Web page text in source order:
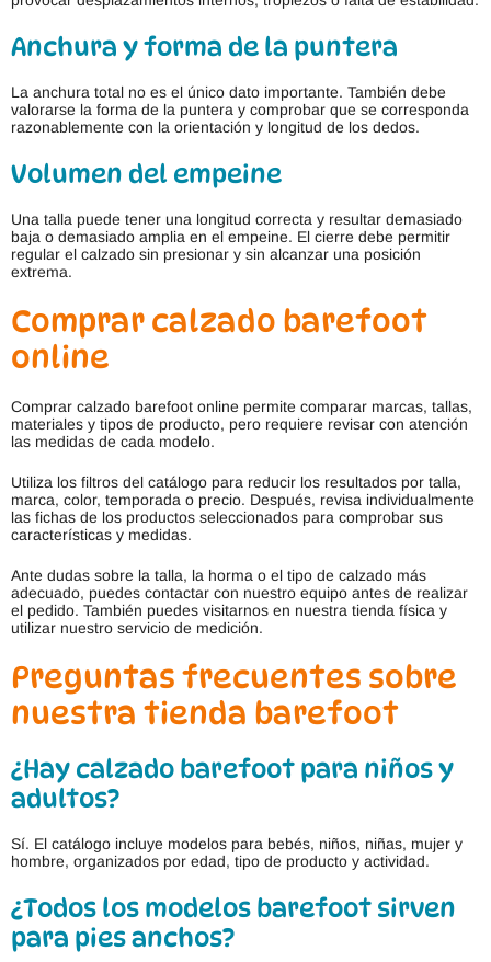
Anchura y forma de la puntera
La anchura total no es el único dato importante. También debe
valorarse la forma de la puntera y comprobar que se corresponda
razonablemente con la orientación y longitud de los dedos.
Volumen del empeine
Una talla puede tener una longitud correcta y resultar demasiado
baja o demasiado amplia en el empeine. El cierre debe permitir
regular el calzado sin presionar y sin alcanzar una posición
extrema.
Comprar calzado barefoot
online
Comprar calzado barefoot online permite comparar marcas, tallas,
materiales y tipos de producto, pero requiere revisar con atención
las medidas de cada modelo.
Utiliza los filtros del catálogo para reducir los resultados por talla,
marca, color, temporada o precio. Después, revisa individualmente
las fichas de los productos seleccionados para comprobar sus
características y medidas.
Ante dudas sobre la talla, la horma o el tipo de calzado más
adecuado, puedes contactar con nuestro equipo antes de realizar
el pedido. También puedes visitarnos en nuestra tienda física y
utilizar nuestro servicio de medición.
Preguntas frecuentes sobre
nuestra tienda barefoot
¿Hay calzado barefoot para niños y
adultos?
Sí. El catálogo incluye modelos para bebés, niños, niñas, mujer y
hombre, organizados por edad, tipo de producto y actividad.
¿Todos los modelos barefoot sirven
para pies anchos?